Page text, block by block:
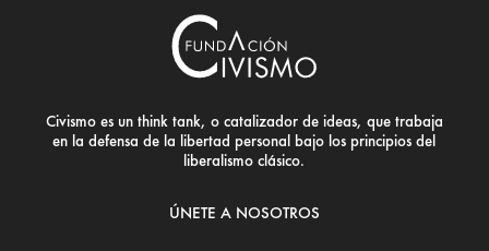
Civismo es un think tank, o catalizador de ideas, que trabaja
en la defensa de la libertad personal bajo los principios del
liberalismo clásico.
ÚNETE A NOSOTROS